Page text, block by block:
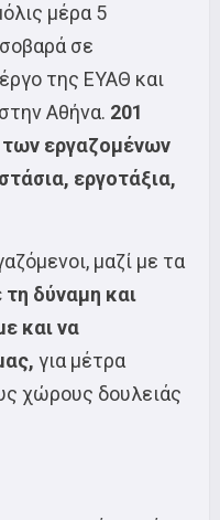
μέρα 5
σε
της ΕΥΑΘ και
Αθήνα. 201
των εργαζομένων
εργοτάξια,
μαζί με τα
τη δύναμη και
και να
για μέτρα
χώρους δουλειάς